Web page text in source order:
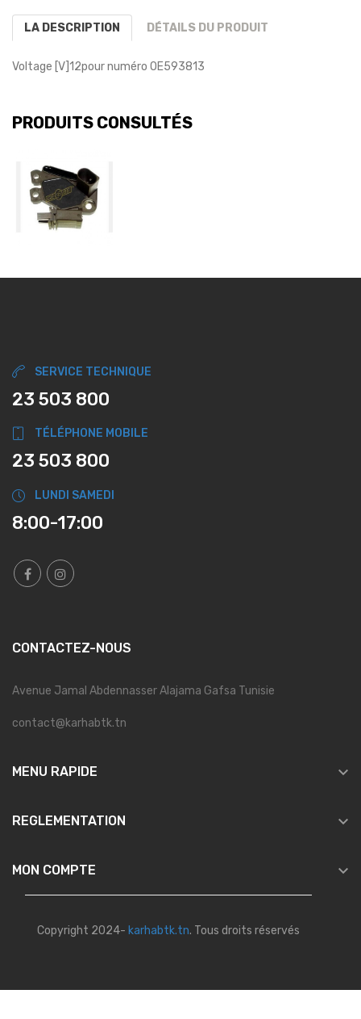
LA DESCRIPTION DÉTAILS DU PRODUIT
Voltage [V] 12pour numéro OE593813
PRODUITS CONSULTÉS
SERVICE TECHNIQUE
23 503 800
TÉLÉPHONE MOBILE
23 503 800
LUNDI SAMEDI
8:00-17:00
CONTACTEZ-NOUS
Avenue Jamal Abdennasser Alajama Gafsa Tunisie
contact@karhabtk.tn
MENU RAPIDE 
REGLEMENTATION 
MON COMPTE 
Copyright 2024- karhabtk.tn. Tous droits réservés